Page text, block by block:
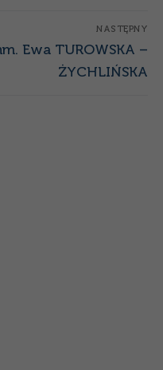
NASTĘPNY
Ewa TUROWSKA –
ŻYCHLIŃSKA